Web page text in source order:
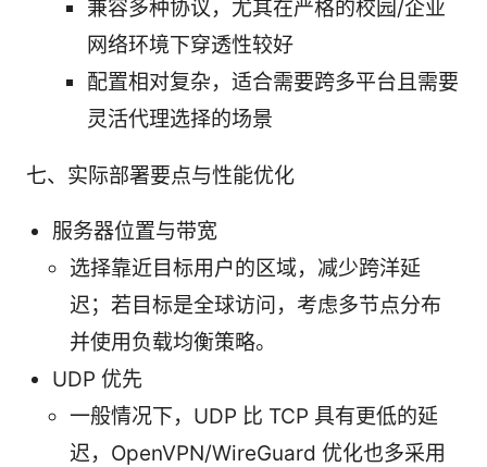
兼容多种协议，尤其在严格的校园/企业
网络环境下穿透性较好
配置相对复杂，适合需要跨多平台且需要
灵活代理选择的场景
七、实际部署要点与性能优化
服务器位置与带宽
选择靠近目标用户的区域，减少跨洋延
迟；若目标是全球访问，考虑多节点分布
并使用负载均衡策略。
UDP 优先
一般情况下，UDP 比 TCP 具有更低的延
迟，OpenVPN/WireGuard 优化也多采用